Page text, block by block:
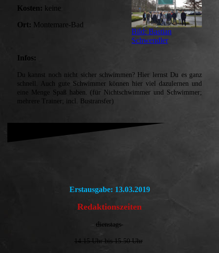
Bild: Bastian
Schwendler
Kosten: keine
Ort: Montemare-Bad
Infos:
Du kannst noch nicht sicher schwimmen? Hier lernst Du es ganz
schnell. Auch gute Schwimmer können hier viel dazulernen und
eine Menge Spaß haben. (für Nichtschwimmer und Schwimmer;
mehrere Trainer; incl. Bustransfer)
Erstausgabe: 13.03.2019
Redaktionszeiten
dienstags
14.15 Uhr bis 15.50 Uhr